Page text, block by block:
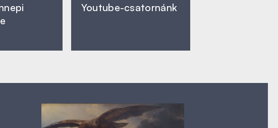
Youtube-csatornánk